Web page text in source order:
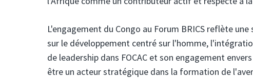
L'engagement du Congo au Forum BRICS reflète
sur le développement centré sur l'homme,
de leadership dans FOCAC et son engagement
être un acteur stratégique dans la formation de